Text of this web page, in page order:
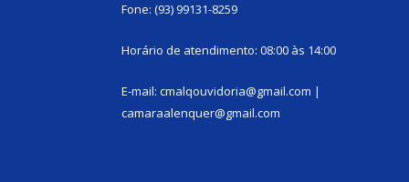
Fone: (93) 99131-8259
Horário de atendimento: 08:00 às 14:00
E-mail: cmalqouvidoria@gmail.com |
camaraalenquer@gmail.com